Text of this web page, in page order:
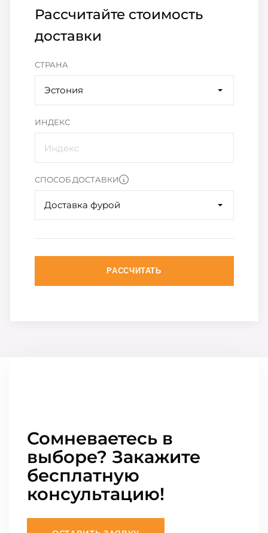
Рассчитайте стоимость
доставки
СТРАНА
Эстония
ИНДЕКС
СПОСОБ ДОСТАВКИ
Доставка фурой
РАССЧИТАТЬ
Сомневаетесь в
выборе? Закажите
бесплатную
консультацию!